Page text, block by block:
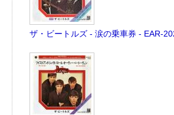
ザ・ビートルズ - 涙の乗車券 - EAR-